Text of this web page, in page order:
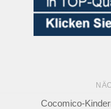
Cocomico-